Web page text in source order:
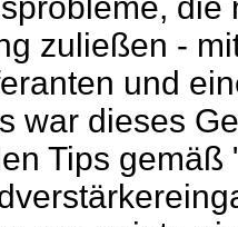
zuließen -
und
war dieses
Tips